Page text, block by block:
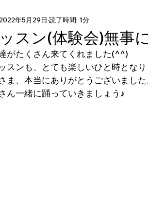
スン(体験会)無事
年5月29日 読了時間: 1分
がたくさん来てくれました(^^)
スンも、とても楽しいひと時となり
ま、本当にありがとうございました
ん一緒に踊っていきましょう♪